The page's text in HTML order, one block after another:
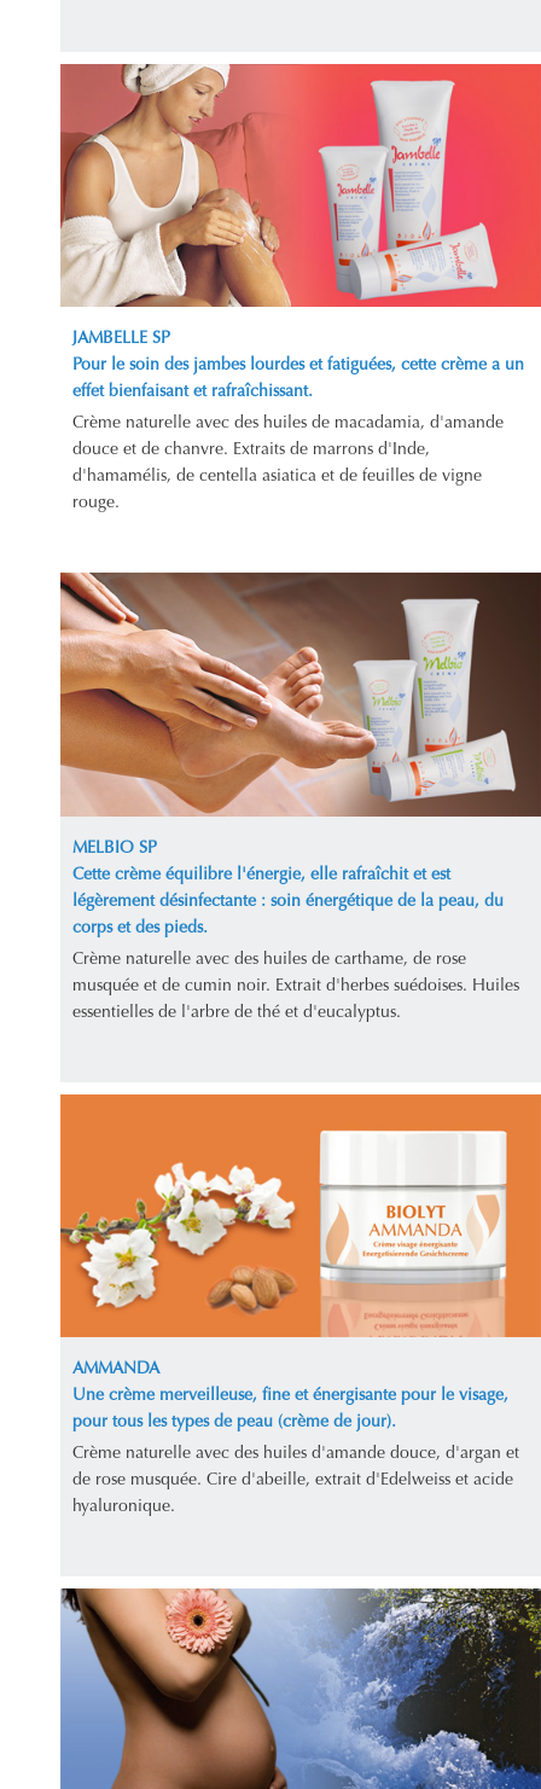
JAMBELLE SP
Pour le soin des jambes lourdes et fatiguées, cette crème a un
effet bienfaisant et rafraîchissant.
Crème naturelle avec des huiles de macadamia, d'amande
douce et de chanvre. Extraits de marrons d'Inde,
d'hamamélis, de centella asiatica et de feuilles de vigne
rouge.
MELBIO SP
Cette crème équilibre l'énergie, elle rafraîchit et est
légèrement désinfectante : soin énergétique de la peau, du
corps et des pieds.
Crème naturelle avec des huiles de carthame, de rose
musquée et de cumin noir. Extrait d'herbes suédoises. Huiles
essentielles de l'arbre de thé et d'eucalyptus.
AMMANDA
Une crème merveilleuse, fine et énergisante pour le visage,
pour tous les types de peau (crème de jour).
Crème naturelle avec des huiles d'amande douce, d'argan et
de rose musquée. Cire d'abeille, extrait d'Edelweiss et acide
hyaluronique.